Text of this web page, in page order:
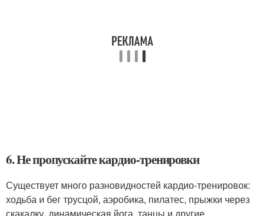
6. Не пропускайте кардио-тренировки
Существует много разновидностей кардио-тренировок:
ходьба и бег трусцой, аэробика, пилатес, прыжки через